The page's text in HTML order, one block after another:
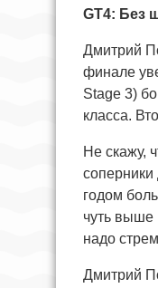
GT4: Без
Дмитрий
финале
Stage 3)
класса.
Не скажу,
годом
чуть выше
надо
Дмитрий